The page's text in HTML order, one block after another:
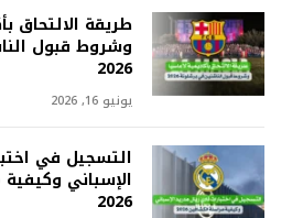
طريقة الالتحاق
وشروط قبول
2026
يونيو 16, 2026
التسجيل في
الإسباني
2026